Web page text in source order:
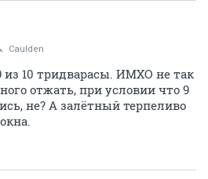
Caulden
10 тридварасы. ИМХО не так
отжать, при условии что 9
не? А залётный терпеливо